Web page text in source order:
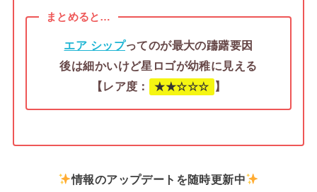
まとめると…
エア シップってのが最大の躊躇要因
後は細かいけど星ロゴが幼稚に見える
【レア度：
★★☆☆☆ 】
情報のアップデートを随時更新中